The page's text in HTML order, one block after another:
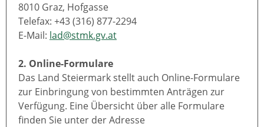
8010 Graz, Hofgasse
Telefax: +43 (316) 877-2294
E-Mail: lad@stmk.gv.at
2. Online-Formulare
Das Land Steiermark stellt auch Online-Formulare
zur Einbringung von bestimmten Anträgen zur
Verfügung. Eine Übersicht über alle Formulare
finden Sie unter der Adresse